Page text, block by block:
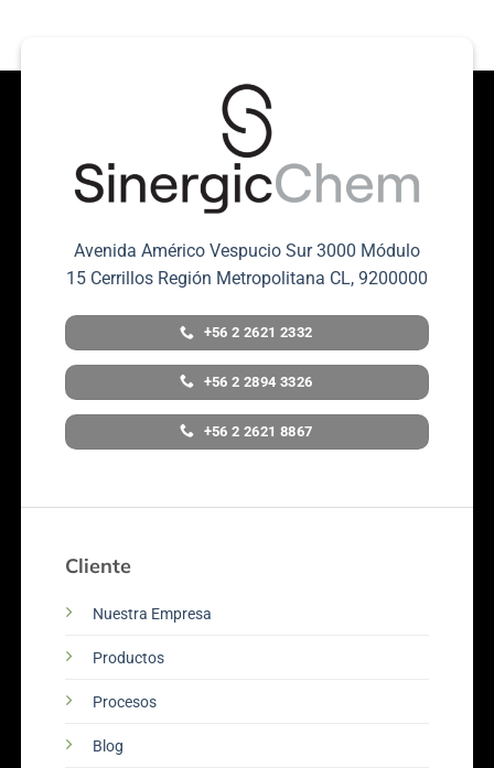
Avenida Américo Vespucio Sur 3000 Módulo
15 Cerrillos Región Metropolitana CL, 9200000
+56 2 2621 2332
+56 2 2894 3326
+56 2 2621 8867
Cliente
Nuestra Empresa
Productos
Procesos
Blog